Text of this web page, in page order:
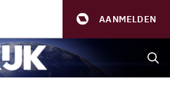
AANMELDEN